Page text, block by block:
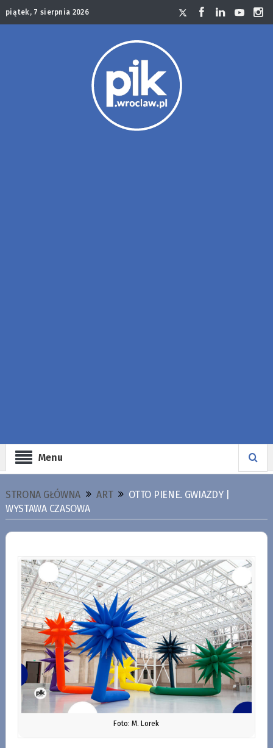
piątek, 7 sierpnia 2026
Menu
STRONA GŁÓWNA ART
OTTO PIENE. GWIAZDY |
WYSTAWA CZASOWA
Foto: M. Lorek